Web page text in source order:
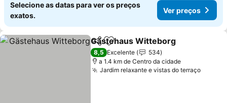
Selecione as datas para ver os preços
exatos.
Ver preços
PartilharAdicionar aos favoritos
Gästehaus Witteborg
8,5 Excelente
534
a 1.4 km de Centro da cidade
Jardim relaxante e vistas do terraço